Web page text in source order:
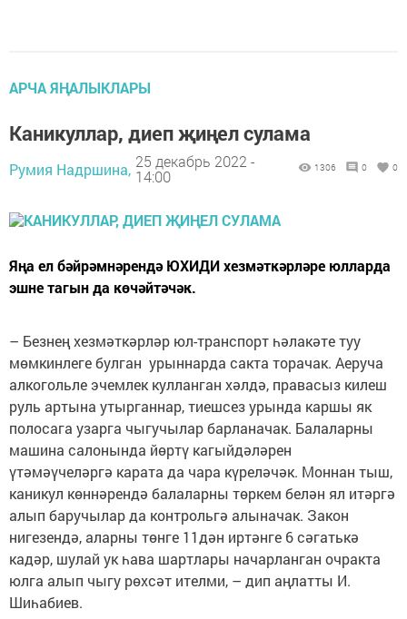
АРЧА ЯҢАЛЫКЛАРЫ
Каникуллар, диеп җиңел сулама
Румия Надршина, 25 декабрь 2022 -
14:00
1306 0 0
Яңа ел бәйрәмнәрендә ЮХИДИ хезмәткәрләре юлларда
эшне тагын да көчәйтәчәк.
– Безнең хезмәткәрләр юл-транспорт һәлакәте туу
мөмкинлеге булган урыннарда сакта торачак. Аеруча
алкогольле эчемлек кулланган хәлдә, правасыз килеш
руль артына утырганнар, тиешсез урында каршы як
полосага узарга чыгучылар барланачак. Балаларны
машина салонында йөртү кагыйдәләрен
үтәмәүчеләргә карата да чара күреләчәк. Моннан тыш,
каникул көннәрендә балаларны төркем белән ял итәргә
алып баручылар да контрольгә алыначак. Закон
нигезендә, аларны төнге 11дән иртәнге 6 сәгатькә
кадәр, шулай ук һава шартлары начарланган очракта
юлга алып чыгу рөхсәт ителми, – дип аңлатты И.
Шиһабиев.